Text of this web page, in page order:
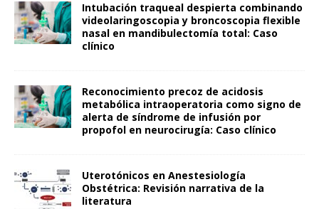
Intubación traqueal despierta combinando
videolaringoscopia y broncoscopia flexible
nasal en mandibulectomía total: Caso
clínico
Reconocimiento precoz de acidosis
metabólica intraoperatoria como signo de
alerta de síndrome de infusión por
propofol en neurocirugía: Caso clínico
Uterotónicos en Anestesiología
Obstétrica: Revisión narrativa de la
literatura